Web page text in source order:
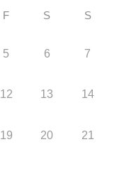
F S S
5 6 7
12 13 14
19 20 21